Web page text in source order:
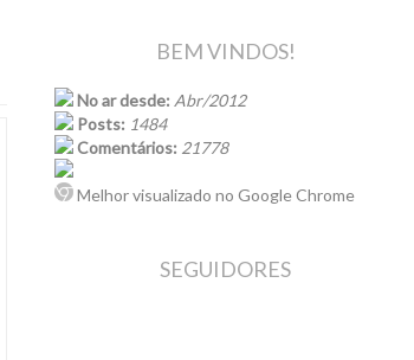
BEM VINDOS!
No ar desde: Abr/2012
Posts: 1484
Comentários: 21778
Melhor visualizado no Google Chrome
SEGUIDORES